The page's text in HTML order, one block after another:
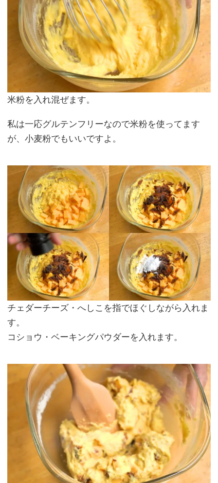
米粉を入れ混ぜます。
私は一応グルテンフリーなので米粉を使ってます
が、小麦粉でもいいですよ。
チェダーチーズ・へしこを指でほぐしながら入れま
す。
コショウ・ベーキングパウダーを入れます。